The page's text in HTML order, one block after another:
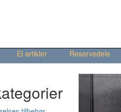
El artikler Reservedele